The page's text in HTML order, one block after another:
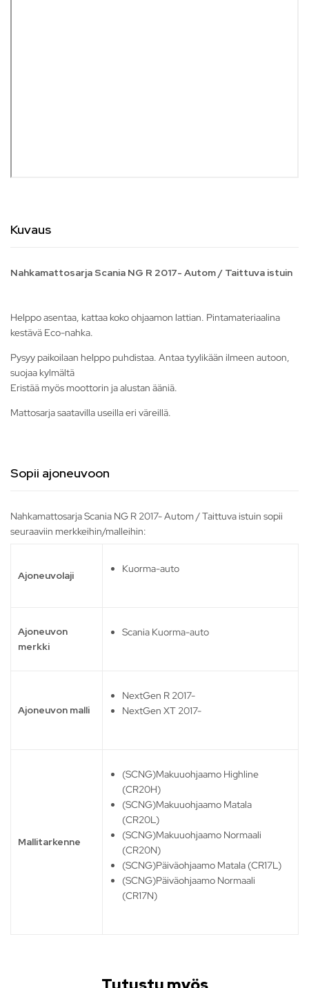
Kuvaus
Nahkamattosarja Scania NG R 2017- Autom / Taittuva istuin
Helppo asentaa, kattaa koko ohjaamon lattian. Pintamateriaalina
kestävä Eco-nahka.
Pysyy paikoilaan helppo puhdistaa. Antaa tyylikään ilmeen autoon,
suojaa kylmältä
Eristää myös moottorin ja alustan ääniä.
Mattosarja saatavilla useilla eri väreillä.
Sopii ajoneuvoon
Nahkamattosarja Scania NG R 2017- Autom / Taittuva istuin sopii
seuraaviin merkkeihin/malleihin:
Ajoneuvolaji
Kuorma-auto
Ajoneuvon
merkki
Scania Kuorma-auto
Ajoneuvon malli
NextGen R 2017-
NextGen XT 2017-
Mallitarkenne
(SCNG)Makuuohjaamo Highline
(CR20H)
(SCNG)Makuuohjaamo Matala
(CR20L)
(SCNG)Makuuohjaamo Normaali
(CR20N)
(SCNG)Päiväohjaamo Matala (CR17L)
(SCNG)Päiväohjaamo Normaali
(CR17N)